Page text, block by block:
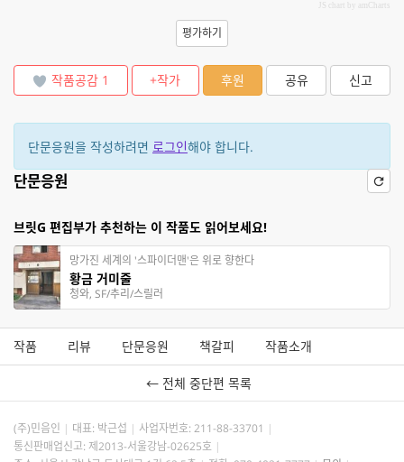
JS chart by amCharts
평가하기
작품공감 1 +작가 후원 공유 신고
단문응원을 작성하려면 로그인해야 합니다.
단문응원
브릿G 편집부가 추천하는 이 작품도 읽어보세요!
망가진 세계의 '스파이더맨'은 위로 향한다
황금 거미줄
청와, SF/추리/스릴러
작품 리뷰 단문응원 책갈피 작품소개
← 전체 중단편 목록
(주)민음인 대표: 박근섭 사업자번호: 211-88-33701
통신판매업신고: 제2013-서울강남-02625호